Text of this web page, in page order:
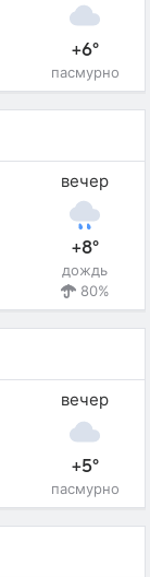
+6°
пасмурно
вечер
+8°
дождь
80%
вечер
+5°
пасмурно